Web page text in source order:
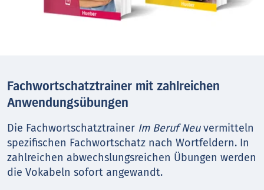
Fachwortschatztrainer mit zahlreichen
Anwendungsübungen
Die Fachwortschatztrainer Im Beruf Neuvermitteln
spezifischen Fachwortschatz nach Wortfeldern. In
zahlreichen abwechslungsreichen Übungen werden
die Vokabeln sofort angewandt.